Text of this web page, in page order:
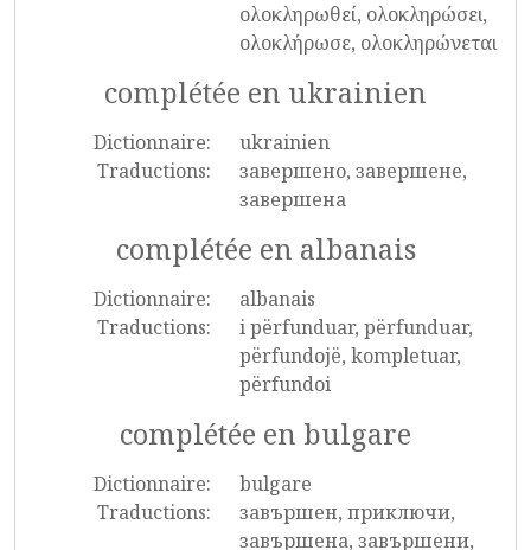
ολοκληρωθεί, ολοκληρώσει,
ολοκλήρωσε, ολοκληρώνεται
complétée en ukrainien
Dictionnaire:
ukrainien
Traductions:
завершено, завершене,
завершена
complétée en albanais
Dictionnaire:
albanais
Traductions:
i përfunduar, përfunduar,
përfundojë, kompletuar,
përfundoi
complétée en bulgare
Dictionnaire:
bulgare
Traductions:
завършен, приключи,
завършена, завършени,